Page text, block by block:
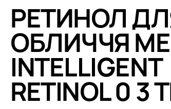
РЕТИНОЛ
ОБЛИЧЧЯ
INTELLIGENT
RETINOL 0 3